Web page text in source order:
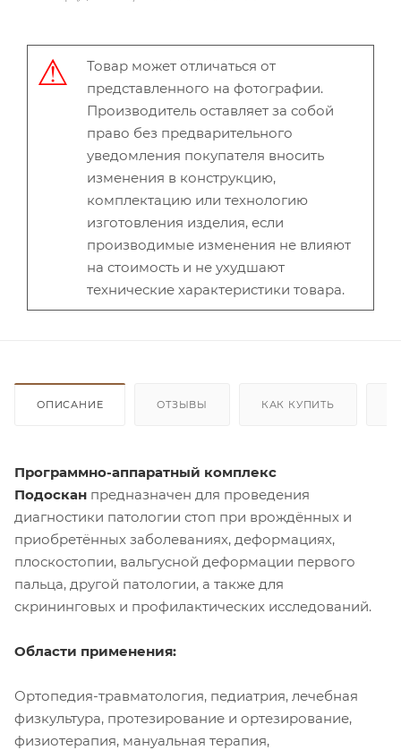
Товар может отличаться от
представленного на фотографии.
Производитель оставляет за собой
право без предварительного
уведомления покупателя вносить
изменения в конструкцию,
комплектацию или технологию
изготовления изделия, если
производимые изменения не влияют
на стоимость и не ухудшают
технические характеристики товара.
ОПИСАНИЕ ОТЗЫВЫ КАК КУПИТЬ
Программно-аппаратный комплекс
Подоскан предназначен для проведения
диагностики патологии стоп при врождённых и
приобретённых заболеваниях, деформациях,
плоскостопии, вальгусной деформации первого
пальца, другой патологии, а также для
скрининговых и профилактических исследований.
Области применения:
Ортопедия-травматология, педиатрия, лечебная
физкультура, протезирование и ортезирование,
физиотерапия, мануальная терапия,